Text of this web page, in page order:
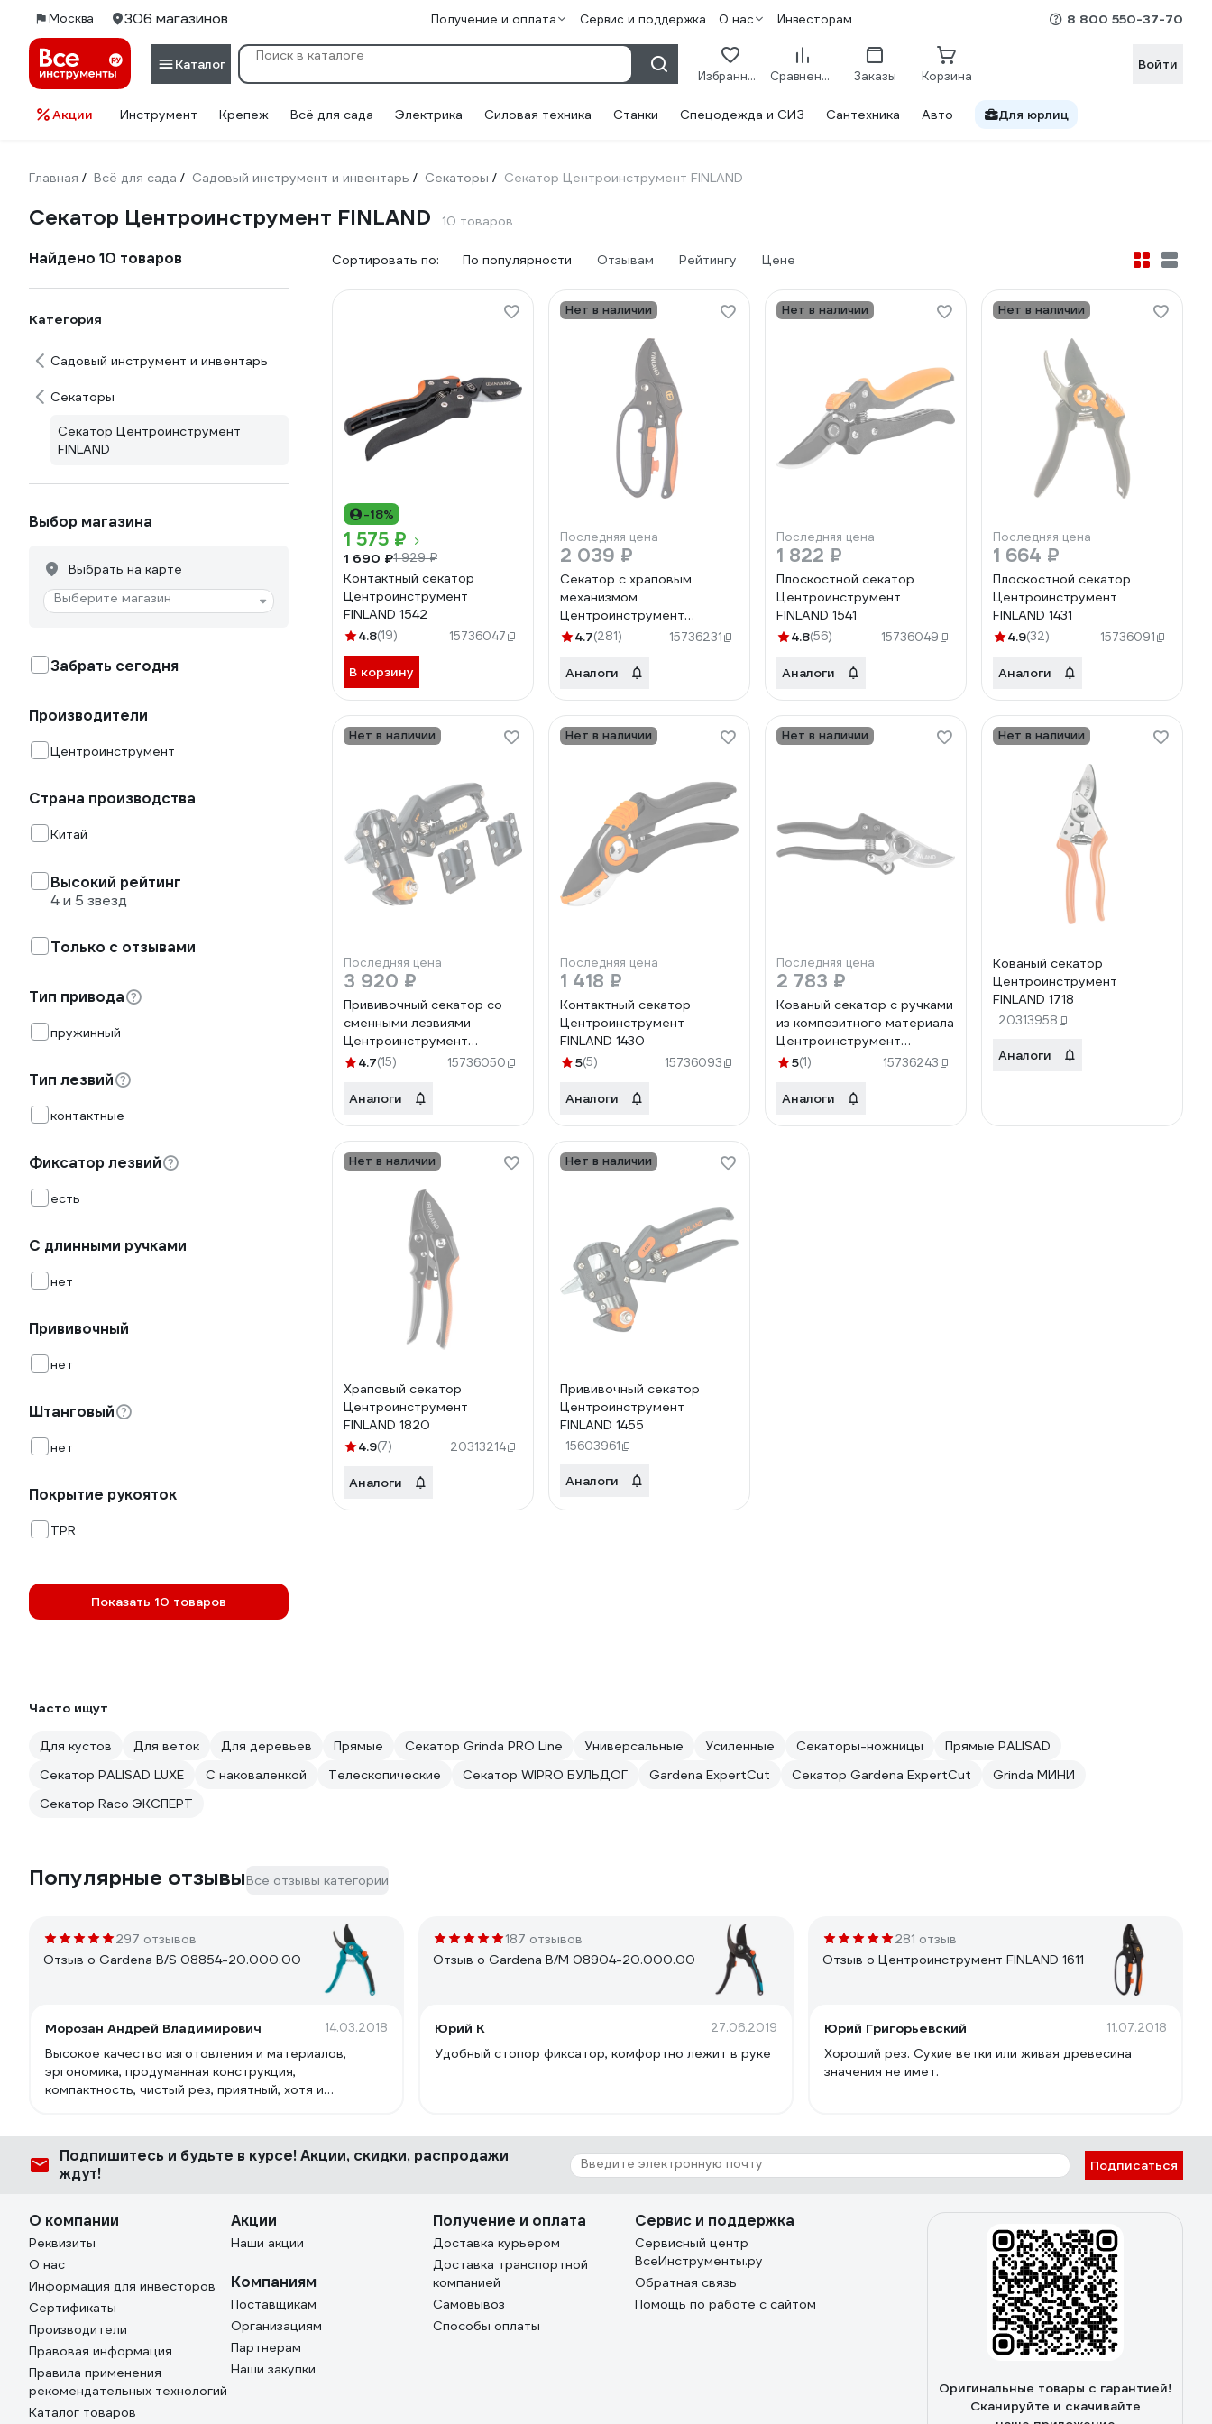
Москва 306 магазинов Получение и оплата Сервис и поддержка О нас Инвесторам 8 800 550-37-70
Каталог
Избранное Сравнение Заказы Корзина
Войти
Акции Инструмент Крепеж Всё для сада Электрика Силовая техника Станки Спецодежда и СИЗ Сантехника Авто Для юрлиц
Главная / Всё для сада / Садовый инструмент и инвентарь / Секаторы / Секатор Центроинструмент FINLAND
Секатор Центроинструмент FINLAND 10 товаров
Найдено 10 товаров
Категория
Садовый инструмент и инвентарь
Секаторы
Секатор Центроинструмент
FINLAND
Выбор магазина
Выбрать на карте
Выберите магазин
Забрать сегодня
Производители
Центроинструмент
Страна производства
Китай
Высокий рейтинг
4 и 5 звезд
Только с отзывами
Тип привода
пружинный
Тип лезвий
контактные
Фиксатор лезвий
есть
С длинными ручками
нет
Прививочный
нет
Штанговый
нет
Покрытие рукояток
TPR
Показать 10 товаров
Сортировать по: По популярности Отзывам Рейтингу Цене
-18%
1 575 ₽
1 690 ₽1 929 ₽
Контактный секатор
Центроинструмент
FINLAND 1542
4.8(19) 15736047
В корзину
Нет в наличии
Последняя цена
2 039 ₽
Секатор с храповым
механизмом
Центроинструмент
FINLAND 1611
4.7(281) 15736231
Аналоги
Нет в наличии
Последняя цена
1 822 ₽
Плоскостной секатор
Центроинструмент
FINLAND 1541
4.8(56) 15736049
Аналоги
Нет в наличии
Последняя цена
1 664 ₽
Плоскостной секатор
Центроинструмент
FINLAND 1431
4.9(32) 15736091
Аналоги
Нет в наличии
Последняя цена
3 920 ₽
Прививочный секатор со
сменными лезвиями
Центроинструмент
FINLAND 1540
4.7(15) 15736050
Аналоги
Нет в наличии
Последняя цена
1 418 ₽
Контактный секатор
Центроинструмент
FINLAND 1430
5(5) 15736093
Аналоги
Нет в наличии
Последняя цена
2 783 ₽
Кованый секатор с ручками
из композитного материала
Центроинструмент
FINLAND 1716
5(1) 15736243
Аналоги
Нет в наличии
Кованый секатор
Центроинструмент
FINLAND 1718
20313958
Аналоги
Нет в наличии
Храповый секатор
Центроинструмент
FINLAND 1820
4.9(7) 20313214
Аналоги
Нет в наличии
Прививочный секатор
Центроинструмент
FINLAND 1455
15603961
Аналоги
Часто ищут
Для кустов Для веток Для деревьев Прямые Секатор Grinda PRO Line Универсальные Усиленные Секаторы-ножницы
Прямые PALISAD
Секатор PALISAD LUXE
С наковаленкой Телескопические Секатор WIPRO БУЛЬДОГ Gardena ExpertCut Секатор Gardena ExpertCut
Grinda МИНИ
Секатор Raco ЭКСПЕРТ
Популярные отзывыВсе отзывы категории
297 отзывов
Отзыв о Gardena B/S 08854-20.000.00
Морозан Андрей Владимирович 14.03.2018
Высокое качество изготовления и материалов,
эргономика, продуманная конструкция,
компактность, чистый рез, приятный, хотя и
187 отзывов
Отзыв о Gardena B/M 08904-20.000.00
Юрий К 27.06.2019
Удобный стопор фиксатор, комфортно лежит в руке
281 отзыв
Отзыв о Центроинструмент FINLAND 1611
Юрий Григорьевский 11.07.2018
Хороший рез. Сухие ветки или живая древесина
значения не имет.
Подпишитесь и будьте в курсе! Акции, скидки, распродажи
ждут!
Подписаться
О компании
Реквизиты
О нас
Информация для инвесторов
Сертификаты
Производители
Правовая информация
Правила применения
рекомендательных технологий
Каталог товаров
Акции
Наши акции
Компаниям
Поставщикам
Организациям
Партнерам
Наши закупки
Получение и оплата
Доставка курьером
Доставка транспортной
компанией
Самовывоз
Способы оплаты
Сервис и поддержка
Сервисный центр
ВсеИнструменты.ру
Обратная связь
Помощь по работе с сайтом
Оригинальные товары с гарантией!
Сканируйте и скачивайте